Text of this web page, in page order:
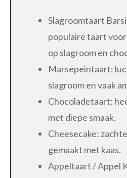
Slagroomtaart
populaire taart
op slagroom en
Marsepeintaart:
slagroom en vaak
Chocoladetaart:
met diepe smaak.
Cheesecake:
gemaakt met kaas.
Appeltaart / Appel